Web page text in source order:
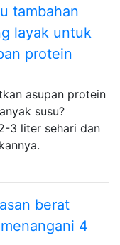
tambahan
layak untuk
protein
asupan protein
susu?
3 liter sehari dan
berat
4